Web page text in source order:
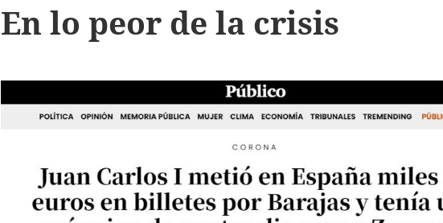
En lo peor de la crisis